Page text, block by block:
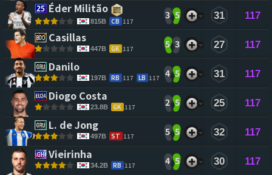
Éder Militão
815B CB 117
3 5 31 117
Casillas
447B GK 117 5 3 27 117
Danilo
197B RB 117 LB 117 4 5 31 117
Diogo Costa
23.8B GK 117 2 5 25 117
L. de Jong
497B ST 117 5 5 32 117
Vieirinha
34.2B RB 117 4 5 30 117